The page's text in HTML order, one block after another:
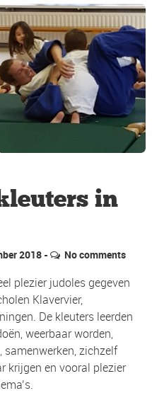
in
2018 No comments
plezier judoles gegeven
Klavervier,
De kleuters leerden
weerbaar worden,
zichzelf
krijgen en vooral plezier